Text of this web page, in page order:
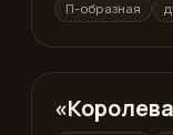
П-образная
П-образная